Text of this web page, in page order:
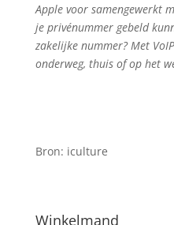
Apple voor samengewerkt
je privénummer gebeld
zakelijke nummer? Met
onderweg, thuis of op het
Bron: iculture
Winkelmand